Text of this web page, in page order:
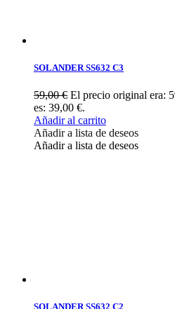
SOLANDER SS632 C3
59,00€ El precio original era:
es: 39,00 €.
Añadir al carrito
Añadir a lista de deseos
Añadir a lista de deseos
SOLANDER SS632 C2